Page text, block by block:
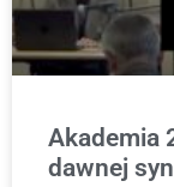
Akademia
dawnej